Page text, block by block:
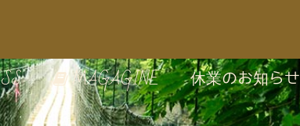
MAGAGINE
休業のお知らせ